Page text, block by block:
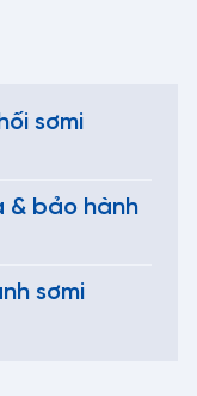
sơmi
& bảo hành
sơmi